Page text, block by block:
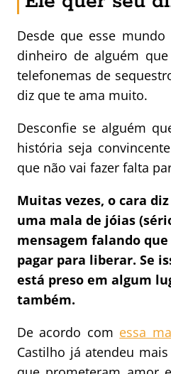
Desde que esse
dinheiro de alguém
telefonemas de
diz que te ama muito.
Desconfie se alguém
história seja
que não vai fazer falta
Muitas vezes, o cara
uma mala de jóias
mensagem falando
pagar para liberar. Se
está preso em algum
também.
De acordo com essa
Castilho já atendeu